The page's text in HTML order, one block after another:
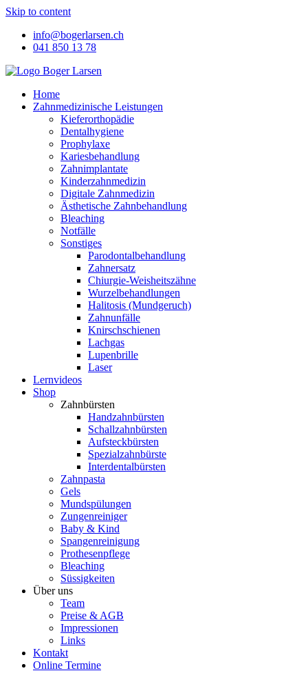
Skip to content
info@bogerlarsen.ch
041 850 13 78
Home
Zahnmedizinische Leistungen
Kieferorthopädie
Dentalhygiene
Prophylaxe
Kariesbehandlung
Zahnimplantate
Kinderzahnmedizin
Digitale Zahnmedizin
Ästhetische Zahnbehandlung
Bleaching
Notfälle
Sonstiges
Parodontalbehandlung
Zahnersatz
Chiurgie-Weisheitszähne
Wurzelbehandlungen
Halitosis (Mundgeruch)
Zahnunfälle
Knirschschienen
Lachgas
Lupenbrille
Laser
Lernvideos
Shop
Zahnbürsten
Handzahnbürsten
Schallzahnbürsten
Aufsteckbürsten
Spezialzahnbürste
Interdentalbürsten
Zahnpasta
Gels
Mundspülungen
Zungenreiniger
Baby & Kind
Spangenreinigung
Prothesenpflege
Bleaching
Süssigkeiten
Über uns
Team
Preise & AGB
Impressionen
Links
Kontakt
Online Termine